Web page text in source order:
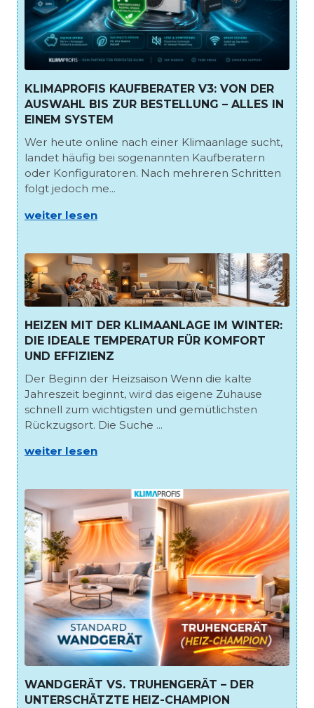
KLIMAPROFIS KAUFBERATER V3: VON DER
AUSWAHL BIS ZUR BESTELLUNG – ALLES IN
EINEM SYSTEM
Wer heute online nach einer Klimaanlage sucht,
landet häufig bei sogenannten Kaufberatern
oder Konfiguratoren. Nach mehreren Schritten
folgt jedoch me...
weiter lesen
HEIZEN MIT DER KLIMAANLAGE IM WINTER:
DIE IDEALE TEMPERATUR FÜR KOMFORT
UND EFFIZIENZ
Der Beginn der Heizsaison Wenn die kalte
Jahreszeit beginnt, wird das eigene Zuhause
schnell zum wichtigsten und gemütlichsten
Rückzugsort. Die Suche ...
weiter lesen
WANDGERÄT VS. TRUHENGERÄT – DER
UNTERSCHÄTZTE HEIZ-CHAMPION